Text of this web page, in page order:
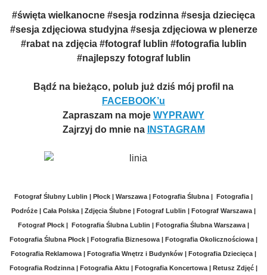
#święta wielkanocne #sesja rodzinna #sesja dziecięca
#sesja zdjęciowa studyjna #sesja zdjęciowa w plenerze
#rabat na zdjęcia #fotograf lublin #fotografia lublin
#najlepszy fotograf lublin
Bądź na bieżąco, polub już dziś mój profil na
FACEBOOK’u
Zapraszam na moje WYPRAWY
Zajrzyj do mnie na
INSTAGRAM
Fotograf Ślubny Lublin | Płock | Warszawa | Fotografia Ślubna | Fotografia |
Podróże | Cała Polska | Zdjęcia Ślubne | Fotograf Lublin | Fotograf Warszawa |
Fotograf Płock | Fotografia Ślubna Lublin | Fotografia Ślubna Warszawa |
Fotografia Ślubna Płock | Fotografia Biznesowa | Fotografia Okolicznościowa |
Fotografia Reklamowa | Fotografia Wnętrz i Budynków | Fotografia Dziecięca |
Fotografia Rodzinna | Fotografia Aktu | Fotografia Koncertowa | Retusz Zdjęć |